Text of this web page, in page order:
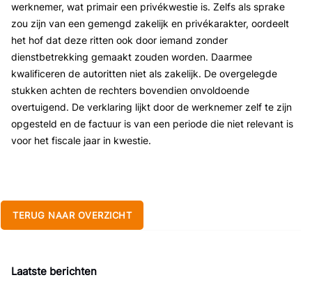
werknemer, wat primair een privékwestie is. Zelfs als sprake
zou zijn van een gemengd zakelijk en privékarakter, oordeelt
het hof dat deze ritten ook door iemand zonder
dienstbetrekking gemaakt zouden worden. Daarmee
kwalificeren de autoritten niet als zakelijk. De overgelegde
stukken achten de rechters bovendien onvoldoende
overtuigend. De verklaring lijkt door de werknemer zelf te zijn
opgesteld en de factuur is van een periode die niet relevant is
voor het fiscale jaar in kwestie.
TERUG NAAR OVERZICHT
Laatste berichten